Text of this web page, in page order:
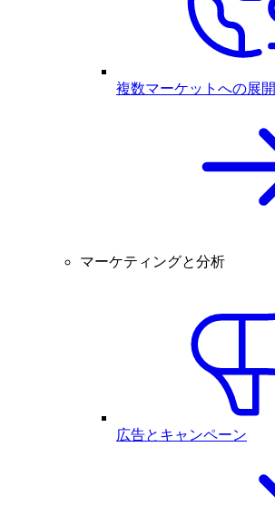
複数マーケットへの展開
マーケティングと分析
広告とキャンペーン